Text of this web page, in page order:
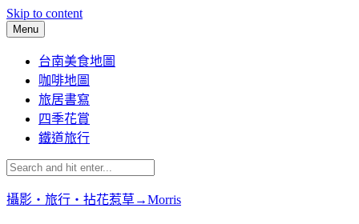
Skip to content
Menu
台南美食地圖
咖啡地圖
旅居書寫
四季花賞
鐵道旅行
攝影‧旅行‧拈花惹草→Morris